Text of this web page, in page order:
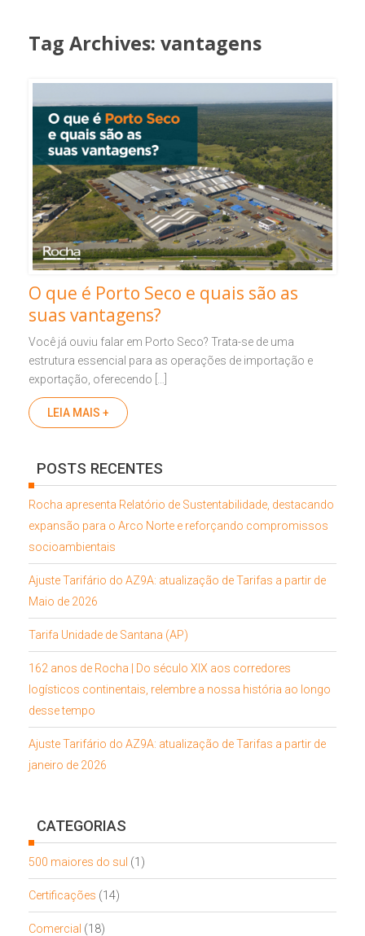
Tag Archives: vantagens
O que é Porto Seco e quais são as
suas vantagens?
Você já ouviu falar em Porto Seco? Trata-se de uma
estrutura essencial para as operações de importação e
exportação, oferecendo […]
LEIA MAIS +
POSTS RECENTES
Rocha apresenta Relatório de Sustentabilidade, destacando
expansão para o Arco Norte e reforçando compromissos
socioambientais
Ajuste Tarifário do AZ9A: atualização de Tarifas a partir de
Maio de 2026
Tarifa Unidade de Santana (AP)
162 anos de Rocha | Do século XIX aos corredores
logísticos continentais, relembre a nossa história ao longo
desse tempo
Ajuste Tarifário do AZ9A: atualização de Tarifas a partir de
janeiro de 2026
CATEGORIAS
500 maiores do sul (1)
Certificações (14)
Comercial (18)